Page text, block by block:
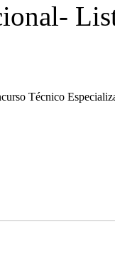
Técnico